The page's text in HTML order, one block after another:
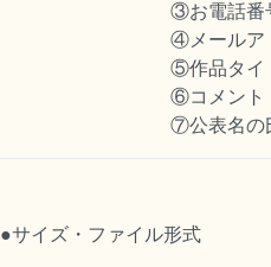
③お電話番
④メールア
⑤作品タイ
⑥コメント
⑦公表名の
●サイズ・ファイル形式